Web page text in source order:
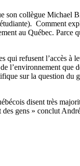
son collègue Michael
Comment
au Québec. Parce
qui refusent l’accès à
l’environnement que
sur la question du
disent très
des gens » conclut